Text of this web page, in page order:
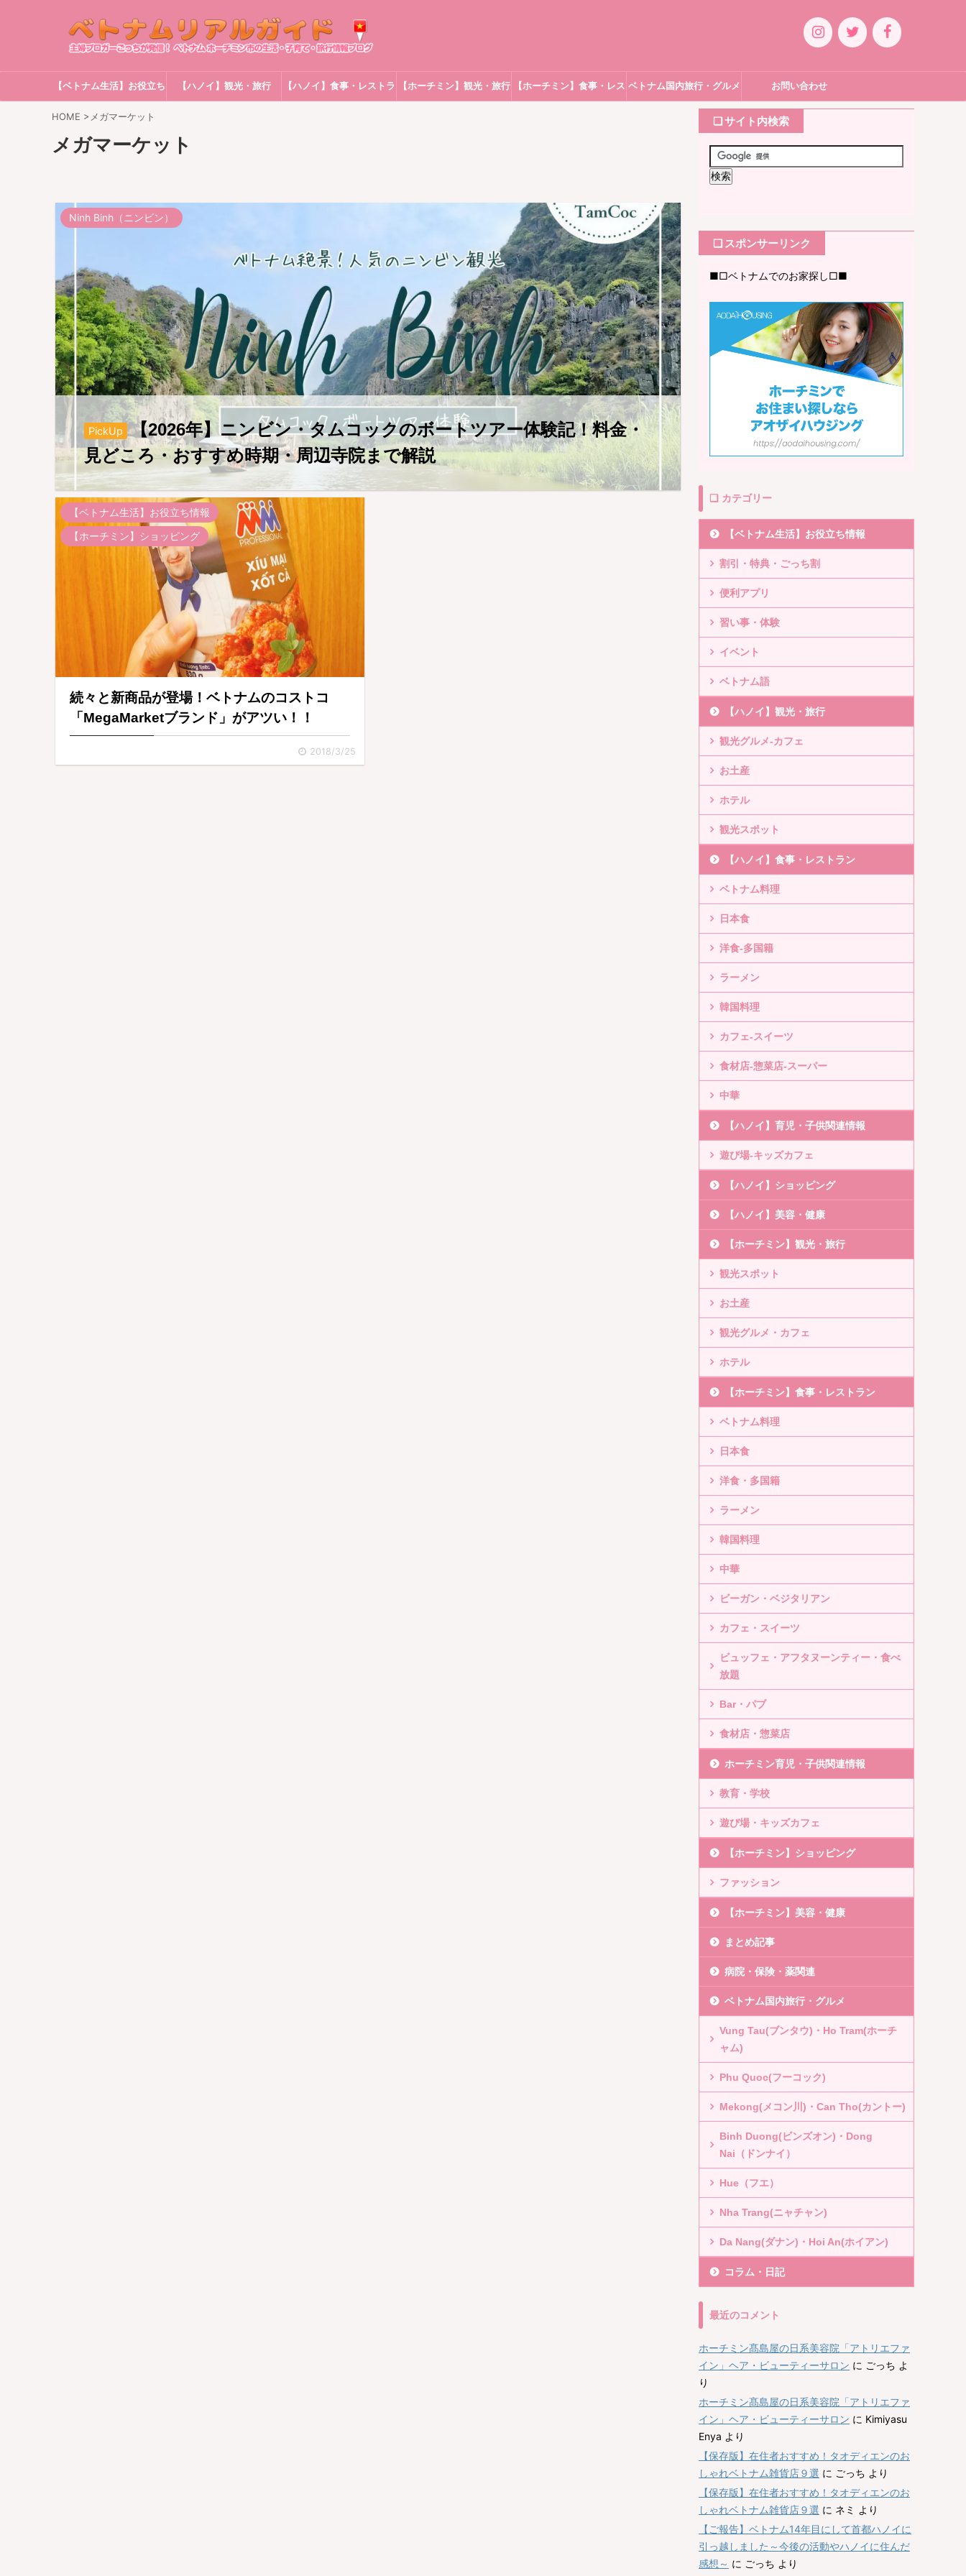
【ベトナム生活】お役立ち
情報
【ハノイ】観光・旅行 【ハノイ】食事・レストラ 【ホーチミン】観光・旅行 【ホーチミン】食事・レス ベトナム国内旅行・グルメ お問い合わせ
HOME > メガマーケット
メガマーケット
Ninh Binh（ニンビン）
PickUp
【2026年】ニンビン・タムコックのボートツアー体験記！料金・
見どころ・おすすめ時期・周辺寺院まで解説
【ベトナム生活】お役立ち情報
【ホーチミン】ショッピング
続々と新商品が登場！ベトナムのコストコ
「MegaMarketブランド」がアツい！！
2018/3/25
❏ サイト内検索
❏ スポンサーリンク
■□ベトナムでのお家探し□■
❏ カテゴリー
【ベトナム生活】お役立ち情報
割引・特典・ごっち割
便利アプリ
習い事・体験
イベント
ベトナム語
【ハノイ】観光・旅行
観光グルメ-カフェ
お土産
ホテル
観光スポット
【ハノイ】食事・レストラン
ベトナム料理
日本食
洋食-多国籍
ラーメン
韓国料理
カフェ-スイーツ
食材店-惣菜店-スーパー
中華
【ハノイ】育児・子供関連情報
遊び場-キッズカフェ
【ハノイ】ショッピング
【ハノイ】美容・健康
【ホーチミン】観光・旅行
観光スポット
お土産
観光グルメ・カフェ
ホテル
【ホーチミン】食事・レストラン
ベトナム料理
日本食
洋食・多国籍
ラーメン
韓国料理
中華
ビーガン・ベジタリアン
カフェ・スイーツ
ビュッフェ・アフタヌーンティー・食べ
放題
Bar・パブ
食材店・惣菜店
ホーチミン育児・子供関連情報
教育・学校
遊び場・キッズカフェ
【ホーチミン】ショッピング
ファッション
【ホーチミン】美容・健康
まとめ記事
病院・保険・薬関連
ベトナム国内旅行・グルメ
Vung Tau(ブンタウ)・Ho Tram(ホーチ
ャム)
Phu Quoc(フーコック)
Mekong(メコン川)・Can Tho(カントー)
Binh Duong(ビンズオン)・Dong
Nai（ドンナイ）
Hue（フエ）
Nha Trang(ニャチャン)
Da Nang(ダナン)・Hoi An(ホイアン)
コラム・日記
最近のコメント
ホーチミン髙島屋の日系美容院「アトリエファ
イン」ヘア・ビューティーサロン に ごっち よ
り
ホーチミン髙島屋の日系美容院「アトリエファ
イン」ヘア・ビューティーサロン に Kimiyasu
Enya より
【保存版】在住者おすすめ！タオディエンのお
しゃれベトナム雑貨店９選 に ごっち より
【保存版】在住者おすすめ！タオディエンのお
しゃれベトナム雑貨店９選 に ネミ より
【ご報告】ベトナム14年目にして首都ハノイに
引っ越しました～今後の活動やハノイに住んだ
感想～ に ごっち より